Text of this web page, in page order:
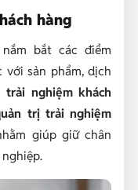
hàng
bắt các điểm
sản phẩm, dịch
trải nghiệm khách
trị trải nghiệm
giúp giữ chân